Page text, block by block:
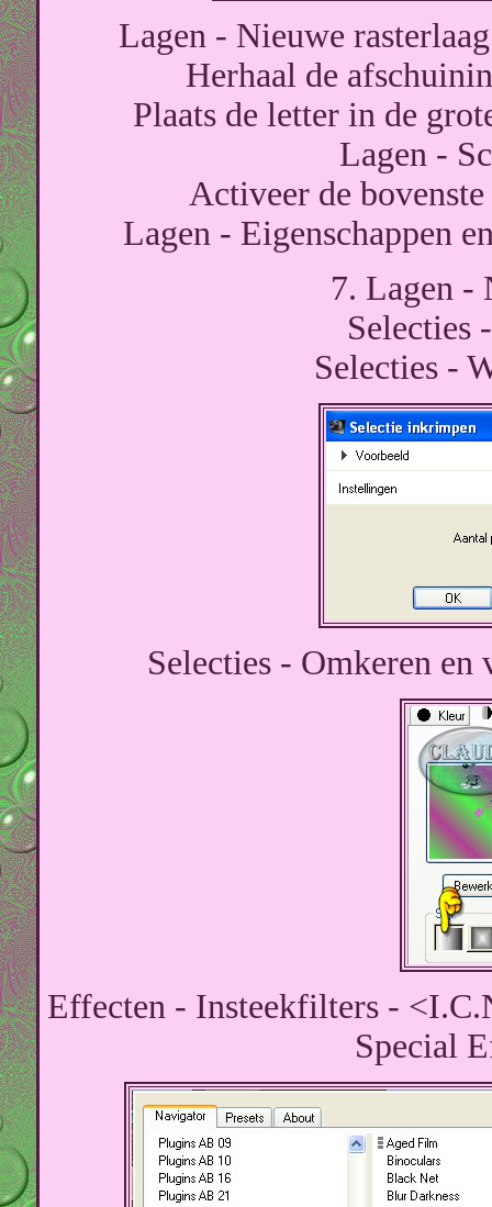
Lagen - Nieuwe
Herhaal de
Plaats de letter in de
Lagen -
Activeer de
Lagen - Eigenschappen
7. Lagen -
Selecties
Selecties -
Selecties - Omkeren
Effecten - Insteekfilters -
Special